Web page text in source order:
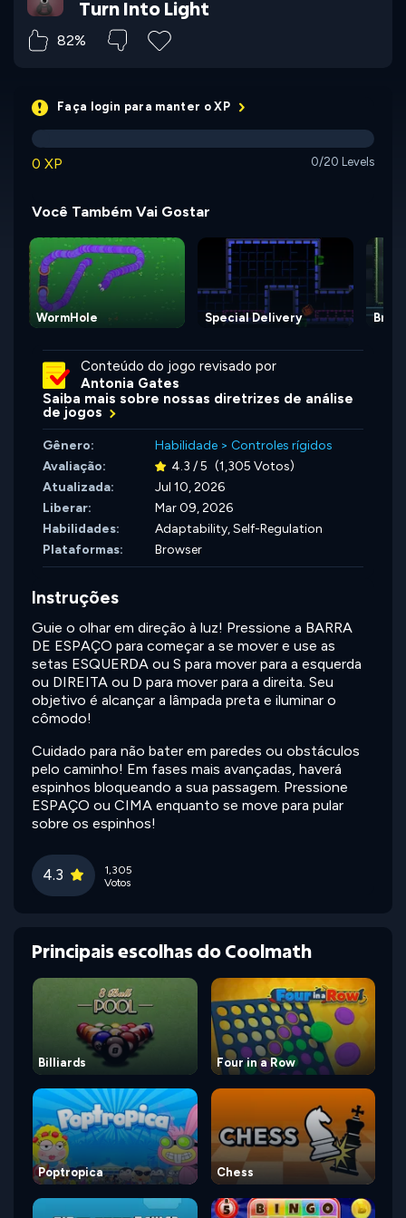
Turn Into Light
82%
Faça login para manter o XP
0 XP 0/20 Levels
Você Também Vai Gostar
WormHole Special Delivery
Conteúdo do jogo revisado por
Antonia Gates
Saiba mais sobre nossas diretrizes de análise
de jogos
Gênero: Habilidade > Controles rígidos
Avaliação:
4.3 / 5 (1,305 Votos)
Atualizada:
Jul 10, 2026
Liberar:
Mar 09, 2026
Habilidades:
Adaptability,Self-Regulation
Plataformas:
Browser
Instruções
Guie o olhar em direção à luz! Pressione a BARRA
DE ESPAÇO para começar a se mover e use as
setas ESQUERDA ou S para mover para a esquerda
ou DIREITA ou D para mover para a direita. Seu
objetivo é alcançar a lâmpada preta e iluminar o
cômodo!
Cuidado para não bater em paredes ou obstáculos
pelo caminho! Em fases mais avançadas, haverá
espinhos bloqueando a sua passagem. Pressione
ESPAÇO ou CIMA enquanto se move para pular
sobre os espinhos!
4.3
1,305
Votos
Principais escolhas do Coolmath
Billiards Four in a Row
Poptropica Chess